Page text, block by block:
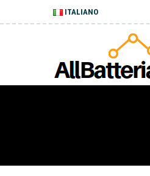
ITALIANO